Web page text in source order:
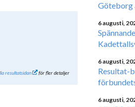
resultatsidan för fler detaljer
Göteborg
6 augusti,
6 augusti,
Resultat-
6 augusti,